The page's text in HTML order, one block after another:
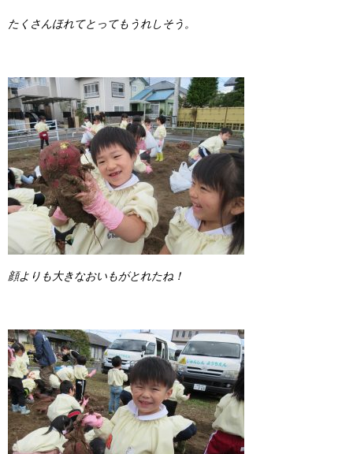
たくさんほれてとってもうれしそう。
顔よりも大きなおいもがとれたね！